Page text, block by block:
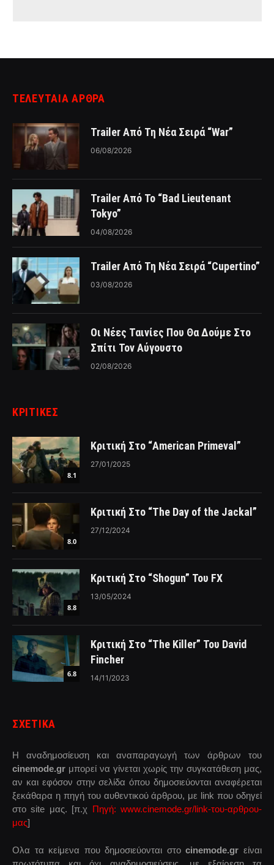
ΤΕΛΕΥΤΑΙΑ ΑΡΘΡΑ
Trailer Από Τη Νέα Σειρά “War”
06/08/2026
Trailer Από Το “Bad Lieutenant
Tokyo”
04/08/2026
Trailer Από Τη Νέα Σειρά “Cupertino”
03/08/2026
Οι Νέες Ταινίες Που Θα Δούμε Στο
Σπίτι Τον Αύγουστο
02/08/2026
ΚΡΙΤΙΚΈΣ
8.1
Κριτική Στο “American Primeval”
27/01/2025
8.0
Κριτική Στο “The Day of the Jackal”
27/12/2024
8.8
Κριτική Στο “Shogun” Του FX
13/05/2024
6.8
Κριτική Στο “The Killer” Του David
Fincher
14/11/2023
ΣΧΕΤΙΚΑ
Η αναδημοσίευση και αναπαραγωγή των άρθρων του
cinemode.gr μπορεί να γίνεται χωρίς την συγκατάθεση μας,
αν και εφόσον στην σελίδα όπου δημοσιεύονται αναφέρεται
ξεκάθαρα η πηγή του αυθεντικού άρθρου, με link που οδηγεί
στο site μας. [π.χ Πηγή: www.cinemode.gr/link-του-αρθρου-
μας]
Ολα τα κείμενα που δημοσιεύονται στοcinemode.gr είναι